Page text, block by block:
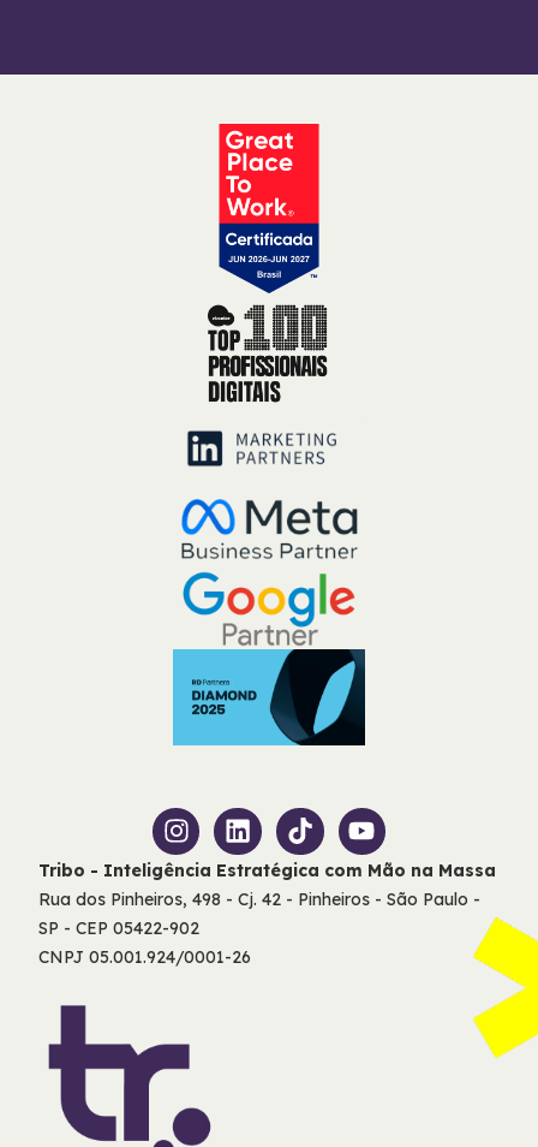
Tribo - Inteligência Estratégica com Mão na Massa
Rua dos Pinheiros, 498 - Cj. 42 - Pinheiros - São Paulo -
SP - CEP 05422-902
CNPJ 05.001.924/0001-26